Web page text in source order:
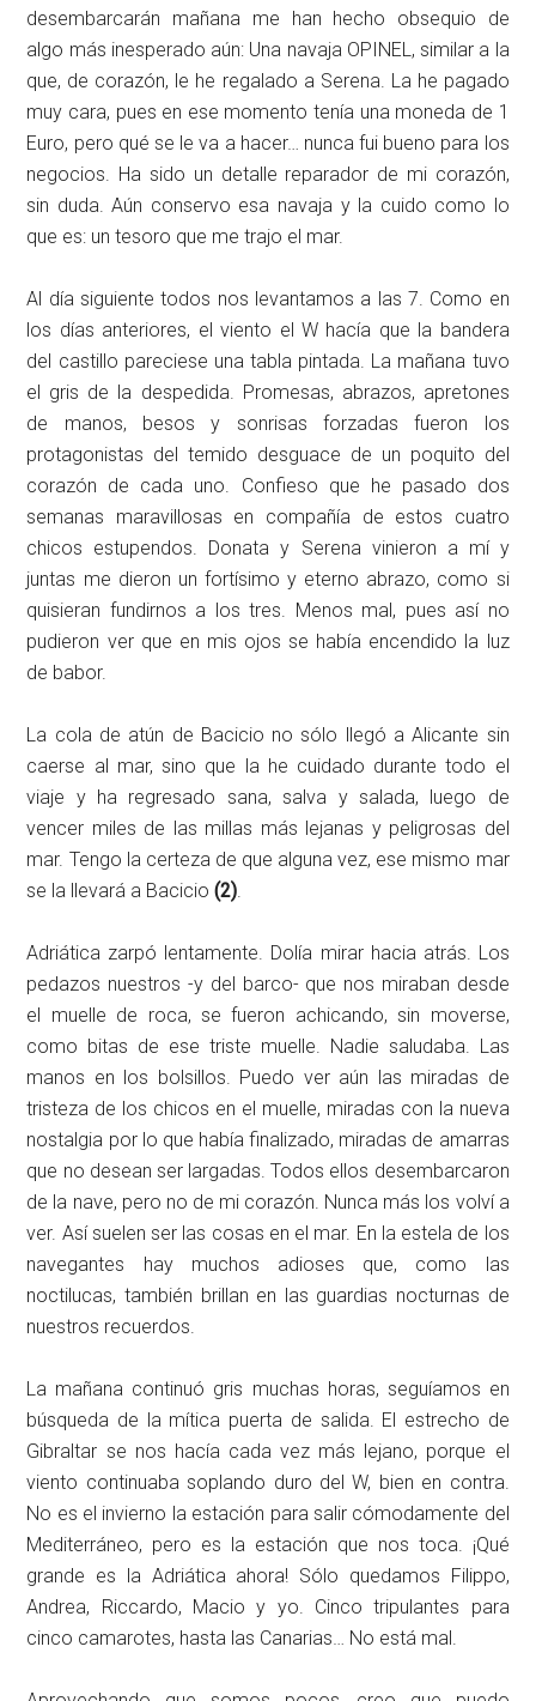
desembarcarán mañana me han hecho obsequio de
algo más inesperado aún: Una navaja OPINEL, similar a la
que, de corazón, le he regalado a Serena. La he pagado
muy cara, pues en ese momento tenía una moneda de 1
Euro, pero qué se le va a hacer… nunca fui bueno para los
negocios. Ha sido un detalle reparador de mi corazón,
sin duda. Aún conservo esa navaja y la cuido como lo
que es: un tesoro que me trajo el mar.
Al día siguiente todos nos levantamos a las 7. Como en
los días anteriores, el viento el W hacía que la bandera
del castillo pareciese una tabla pintada. La mañana tuvo
el gris de la despedida. Promesas, abrazos, apretones
de manos, besos y sonrisas forzadas fueron los
protagonistas del temido desguace de un poquito del
corazón de cada uno. Confieso que he pasado dos
semanas maravillosas en compañía de estos cuatro
chicos estupendos. Donata y Serena vinieron a mí y
juntas me dieron un fortísimo y eterno abrazo, como si
quisieran fundirnos a los tres. Menos mal, pues así no
pudieron ver que en mis ojos se había encendido la luz
de babor.
La cola de atún de Bacicio no sólo llegó a Alicante sin
caerse al mar, sino que la he cuidado durante todo el
viaje y ha regresado sana, salva y salada, luego de
vencer miles de las millas más lejanas y peligrosas del
mar. Tengo la certeza de que alguna vez, ese mismo mar
se la llevará a Bacicio(2).
Adriática zarpó lentamente. Dolía mirar hacia atrás. Los
pedazos nuestros -y del barco- que nos miraban desde
el muelle de roca, se fueron achicando, sin moverse,
como bitas de ese triste muelle. Nadie saludaba. Las
manos en los bolsillos. Puedo ver aún las miradas de
tristeza de los chicos en el muelle, miradas con la nueva
nostalgia por lo que había finalizado, miradas de amarras
que no desean ser largadas. Todos ellos desembarcaron
de la nave, pero no de mi corazón. Nunca más los volví a
ver. Así suelen ser las cosas en el mar. En la estela de los
navegantes hay muchos adioses que, como las
noctilucas, también brillan en las guardias nocturnas de
nuestros recuerdos.
La mañana continuó gris muchas horas, seguíamos en
búsqueda de la mítica puerta de salida. El estrecho de
Gibraltar se nos hacía cada vez más lejano, porque el
viento continuaba soplando duro del W, bien en contra.
No es el invierno la estación para salir cómodamente del
Mediterráneo, pero es la estación que nos toca. ¡Qué
grande es la Adriática ahora! Sólo quedamos Filippo,
Andrea, Riccardo, Macio y yo. Cinco tripulantes para
cinco camarotes, hasta las Canarias… No está mal.